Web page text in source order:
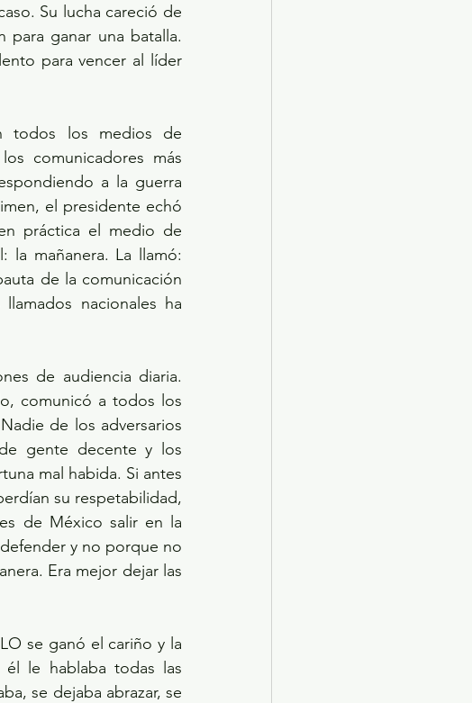
Su lucha careció de
para ganar una batalla.
para vencer al líder
todos los medios de
comunicadores más
a la guerra
el presidente echó
práctica el medio de
de la comunicación
nacionales ha
de audiencia diaria.
comunicó a todos los
de los adversarios
gente decente y los
mal habida. Si antes
su respetabilidad,
de México salir en la
y no porque no
Era mejor dejar las
se ganó el cariño y la
le hablaba todas las
se dejaba abrazar, se